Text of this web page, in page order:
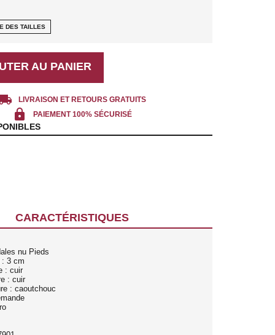
DES TAILLES
AU PANIER
LIVRAISON ET RETOURS GRATUITS
lock PAIEMENT 100% SÉCURISÉ
CARACTÉRISTIQUES
nu Pieds
: 3 cm
: cuir
: cuir
: caoutchouc